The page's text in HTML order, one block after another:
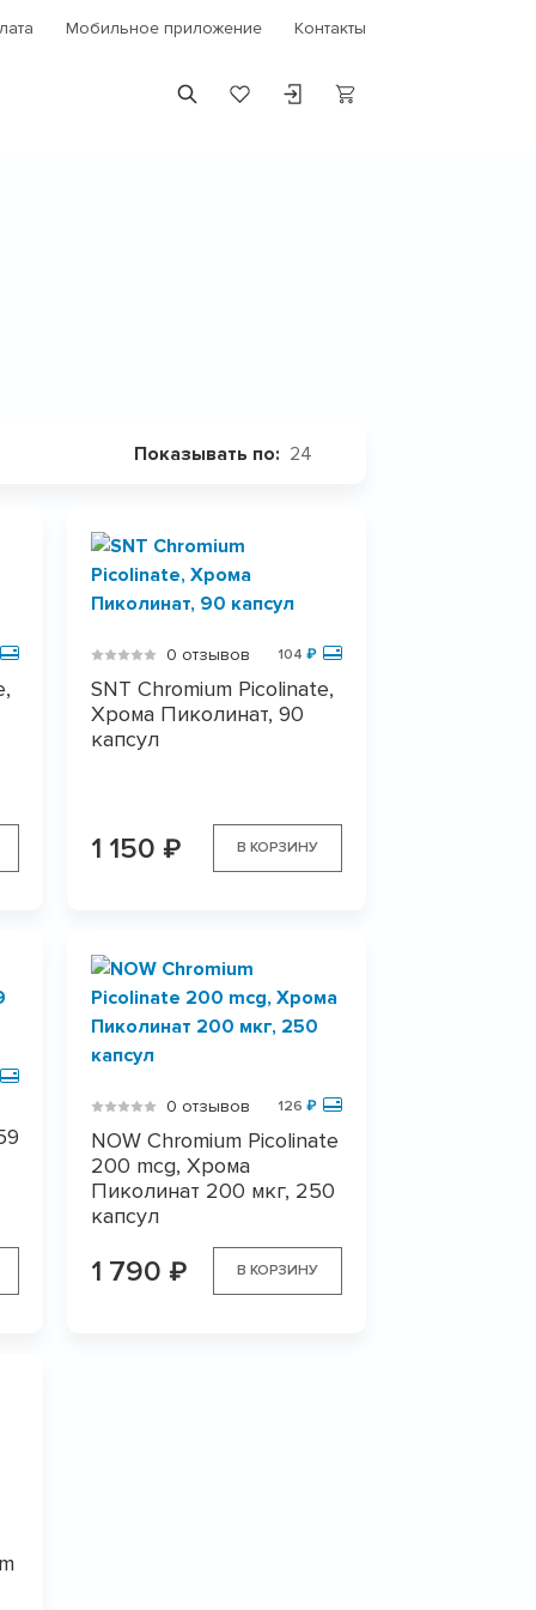
Мобильное приложение Контакты
Показывать по: 24
0 отзывов 104 ₽
SNT Chromium Picolinate,
Хрома Пиколинат, 90
капсул
1 150 ₽ В КОРЗИНУ
0 отзывов 126 ₽
NOW Chromium Picolinate
200 mcg, Хрома
Пиколинат 200 мкг, 250
капсул
1 790 ₽ В КОРЗИНУ